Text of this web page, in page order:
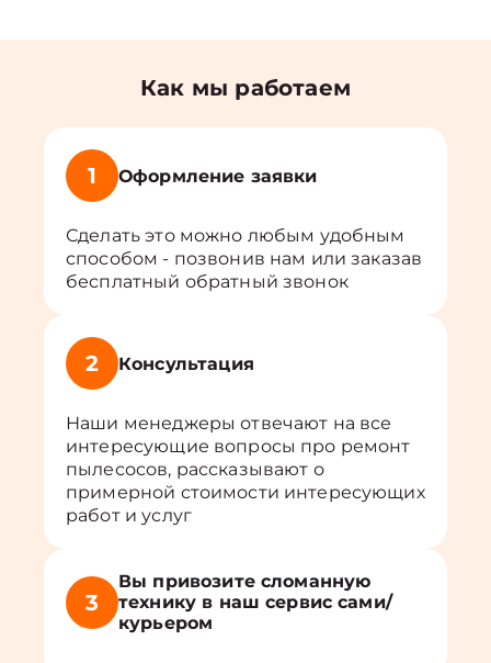
Как мы работаем
1 Оформление заявки
Сделать это можно любым удобным
способом - позвонив нам или заказав
бесплатный обратный звонок
2 Консультация
Наши менеджеры отвечают на все
интересующие вопросы про ремонт
пылесосов, рассказывают о
примерной стоимости интересующих
работ и услуг
3
Вы привозите сломанную
технику в наш сервис сами/
курьером